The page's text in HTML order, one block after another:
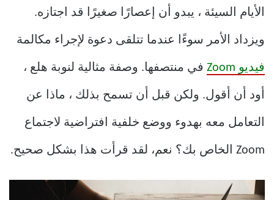
الأيام السيئة ، يبدو أن إعصارًا صغيرًا قد اجتازه.
ويزداد الأمر سوءًا عندما تتلقى دعوة لإجراء مكالمة
فيديو Zoom في منتصفها. وصفة مثالية لنوبة هلع ،
أود أن أقول. ولكن قبل أن تسمح بذلك ، ماذا عن
التعامل معه بهدوء ووضع خلفية افتراضية لاجتماع
Zoom الخاص بك؟ نعم، لقد قرأت هذا بشكل صحيح.